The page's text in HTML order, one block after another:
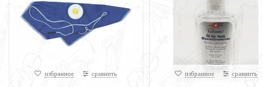
избранное сравнить избранное сравнить